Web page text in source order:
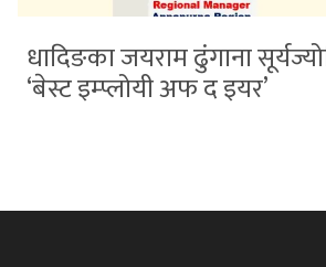
धादिङका जयराम ढुंगाना
‘बेस्ट इम्प्लोयी अफ द इयर’